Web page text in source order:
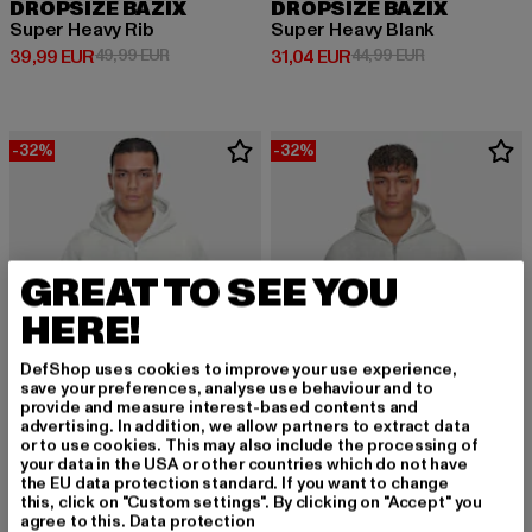
DROPSIZE BAZIX
Super Heavy Rib
39,99 EUR
Derzeitiger Preis: 39,99 EUR
49,99 EURAktionspreis: 49,99 EUR
DROPSIZE BAZIX
Super Heavy Blank
31,04 EUR
Derzeitiger Preis: 31,04 EUR
44,99 EURAktionspreis:
-32%
DROPSIZE BAZIX
Super Heavy Rib
49,99 EUR Aktionspreis: 49,99 EUR
-32%
DROPSIZE BAZIX
Heavy Blank
GREAT TO SEE YOU
HERE!
DefShop uses cookies to improve your use experience,
save your preferences, analyse use behaviour and to
provide and measure interest-based contents and
advertising. In addition, we allow partners to extract data
or to use cookies. This may also include the processing of
your data in the USA or other countries which do not have
the EU data protection standard. If you want to change
this, click on "Custom settings". By clicking on "Accept" you
agree to this. Data protection